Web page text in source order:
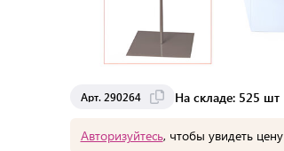
Арт. 290264 На складе: 525 шт
Авторизуйтесь, чтобы увидеть цену